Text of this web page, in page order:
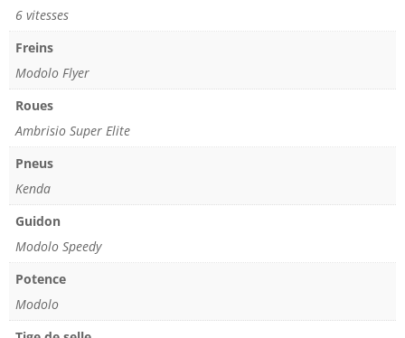
6 vitesses
Freins
Modolo Flyer
Roues
Ambrisio Super Elite
Pneus
Kenda
Guidon
Modolo Speedy
Potence
Modolo